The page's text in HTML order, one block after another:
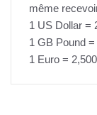
même
1 US Dollar =
1 GB Pound
1 Euro =